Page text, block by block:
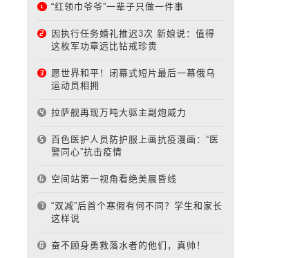
“红领巾爷爷”一辈子只做一件事
因执行任务婚礼推迟3次 新娘说：值得
这枚军功章远比钻戒珍贵
愿世界和平！闭幕式短片最后一幕俄乌
运动员相拥
拉萨舰再现万吨大驱主副炮威力
百色医护人员防护服上画抗疫漫画：“医
警同心”抗击疫情
空间站第一视角看绝美晨昏线
“双减”后首个寒假有何不同？学生和家长
这样说
奋不顾身勇救落水者的他们，真帅！